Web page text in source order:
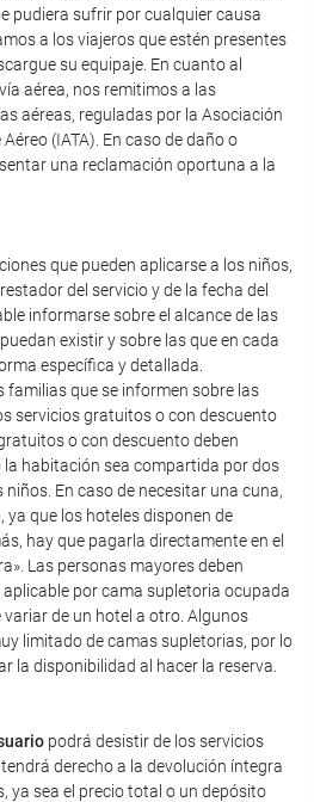
pudiera sufrir por cualquier causa
a los viajeros que estén presentes
su equipaje. En cuanto al
aérea, nos remitimos a las
aéreas, reguladas por la Asociación
(IATA). En caso de daño o
una reclamación oportuna a la
que pueden aplicarse a los niños,
del servicio y de la fecha del
informarse sobre el alcance de las
existir y sobre las que en cada
específica y detallada.
familias que se informen sobre las
servicios gratuitos o con descuento
o con descuento deben
habitación sea compartida por dos
En caso de necesitar una cuna,
ya que los hoteles disponen de
hay que pagarla directamente en el
Las personas mayores deben
por cama supletoria ocupada
de un hotel a otro. Algunos
limitado de camas supletorias, por lo
la disponibilidad al hacer la reserva.
podrá desistir de los servicios
derecho a la devolución íntegra
ya sea el precio total o un depósito